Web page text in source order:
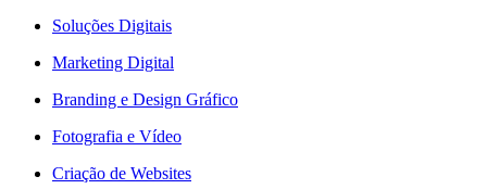
Soluções Digitais
Marketing Digital
Branding e Design Gráfico
Fotografia e Vídeo
Criação de Websites